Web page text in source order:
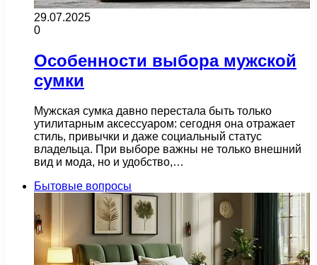
29.07.2025
0
Особенности выбора мужской
сумки
Мужская сумка давно перестала быть только
утилитарным аксессуаром: сегодня она отражает
стиль, привычки и даже социальный статус
владельца. При выборе важны не только внешний
вид и мода, но и удобство,…
Бытовые вопросы